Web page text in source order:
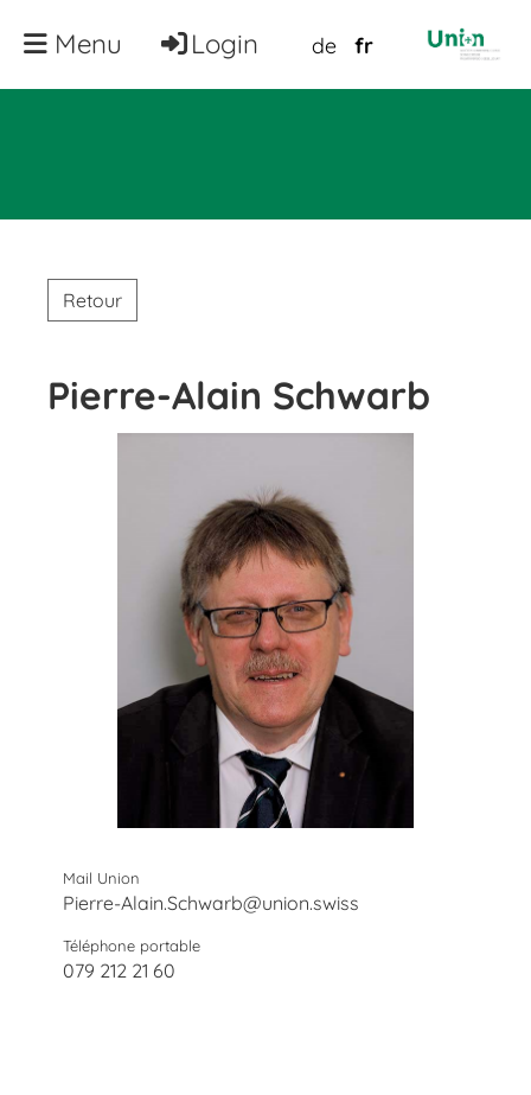
Login de fr
Menu
Retour
Pierre-Alain Schwarb
Mail Union
Pierre-Alain.Schwarb@union.swiss
Téléphone portable
079 212 21 60